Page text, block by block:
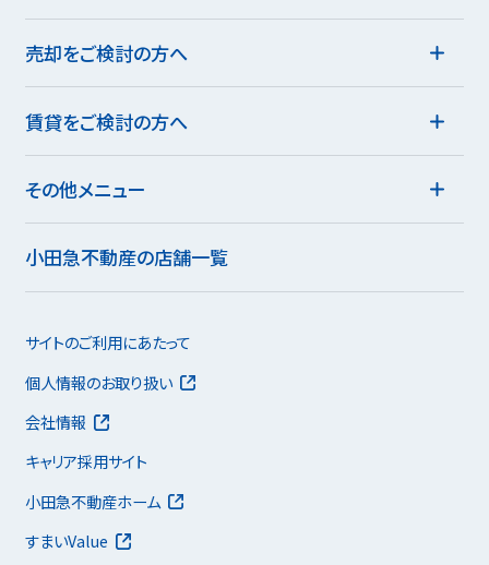
売却をご検討の方へ
賃貸をご検討の方へ
その他メニュー
小田急不動産の店舗一覧
サイトのご利用にあたって
個人情報のお取り扱い
会社情報
キャリア採用サイト
小田急不動産ホーム
すまいValue